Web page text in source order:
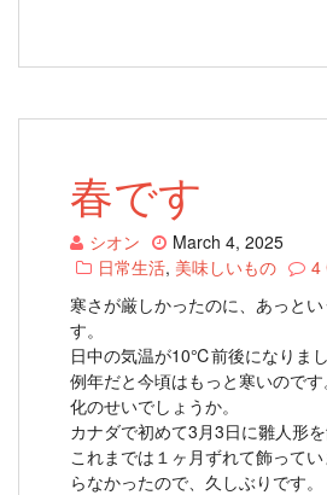
春です
シオン
March 4, 2025
日常生活, 美味しいもの
4
寒さが厳しかったのに、あっと
す。
日中の気温が10℃前後になりまし
例年だと今頃はもっと寒いので
化のせいでしょうか。
カナダで初めて3月3日に雛人形を
これまでは１ヶ月ずれて飾って
らなかったので、久しぶりです。